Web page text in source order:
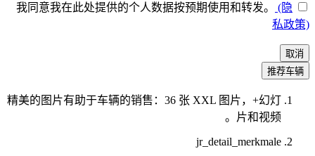
我同意我在此处提供的个人数据按预期使用和转发。
(隐
私政策)
取消
推荐车辆
精美的图片有助于车辆的销售：36 张 XXL 图片，+幻灯
片和视频。
jr_detail_merkmale